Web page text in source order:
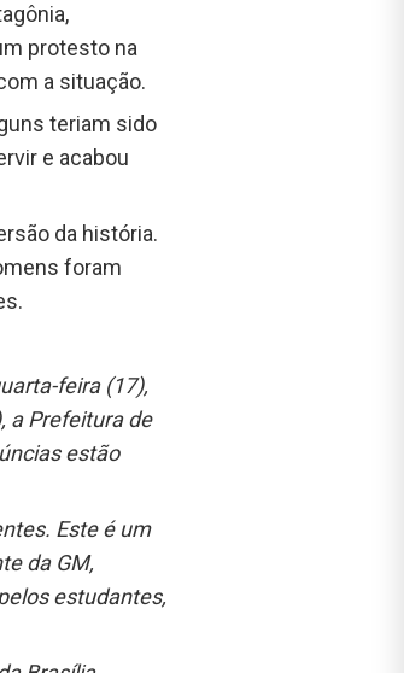
protesto na
a situação.
teriam sido
e acabou
da história.
foram
feira (17),
a Prefeitura de
estão
Este é um
da GM,
estudantes,